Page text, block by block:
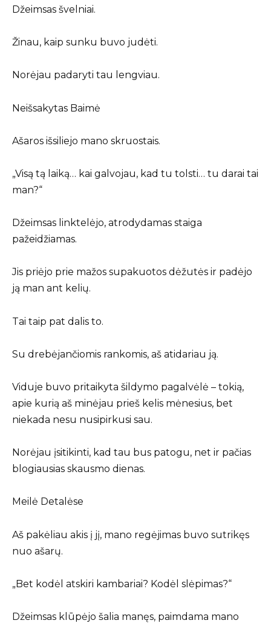
Džeimsas švelniai.
Žinau, kaip sunku buvo judėti.
Norėjau padaryti tau lengviau.
Neišsakytas Baimė
Ašaros išsiliejo mano skruostais.
„Visą tą laiką… kai galvojau, kad tu tolsti… tu darai tai
man?“
Džeimsas linktelėjo, atrodydamas staiga
pažeidžiamas.
Jis priėjo prie mažos supakuotos dėžutės ir padėjo
ją man ant kelių.
Tai taip pat dalis to.
Su drebėjančiomis rankomis, aš atidariau ją.
Viduje buvo pritaikyta šildymo pagalvėlė – tokią,
apie kurią aš minėjau prieš kelis mėnesius, bet
niekada nesu nusipirkusi sau.
Norėjau įsitikinti, kad tau bus patogu, net ir pačias
blogiausias skausmo dienas.
Meilė Detalėse
Aš pakėliau akis į jį, mano regėjimas buvo sutrikęs
nuo ašarų.
„Bet kodėl atskiri kambariai? Kodėl slėpimas?“
Džeimsas klūpėjo šalia manęs, paimdama mano